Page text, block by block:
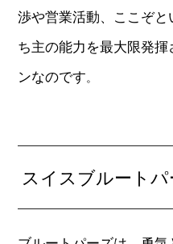
渉や営業活動、ここぞ
ち主の能力を最大限発
ンなのです。
スイスブルートパ